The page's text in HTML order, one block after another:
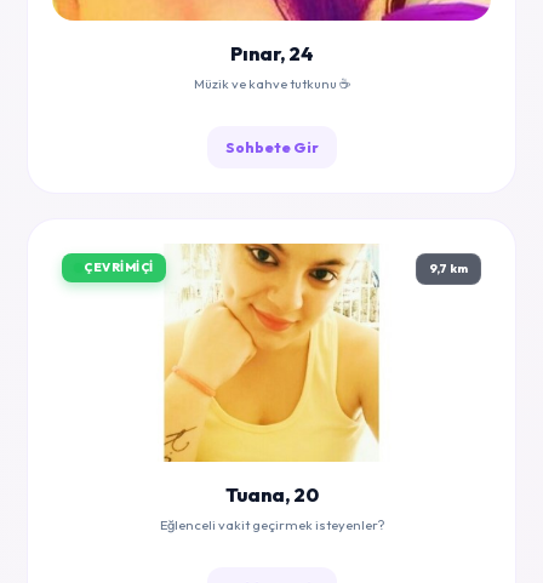
Pınar, 24
Müzik ve kahve tutkunu ☕
Sohbete Gir
ÇEVRIMIÇI 9,7 km
Tuana, 20
Eğlenceli vakit geçirmek isteyenler?